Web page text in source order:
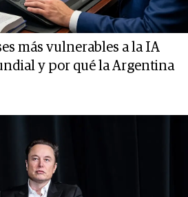
más vulnerables a la IA
y por qué la Argentina